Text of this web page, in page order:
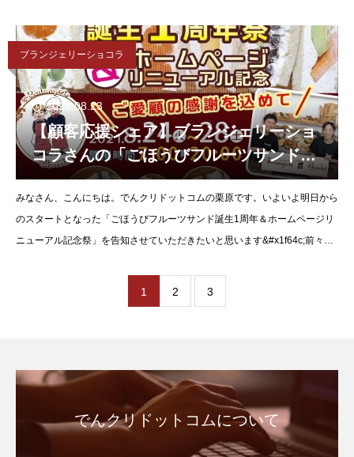
ブランジェリーショコラ
2021.08.23
【顧客応援シェア】ブランジェリーショ
コラさんの「ごほうびフルーツサンド誕
生1周年＆ホームページリニューアル記
念祭」が明日から始まります！
みなさん、こんにちは。でんクリドットコムの栗原です。いよいよ明日から
のスタートとなった「ごほうびフルーツサンド誕生1周年＆ホームページリ
ニューアル記念祭」を告知させていただきたいと思います&#x1f64c;前々か
1 2 3
でんクリドットコムについて